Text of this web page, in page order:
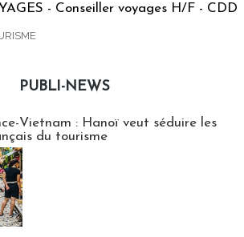
- Conseiller voyages H/F - CDD
PUBLI-NEWS
Vietnam : Hanoï veut séduire les
du tourisme